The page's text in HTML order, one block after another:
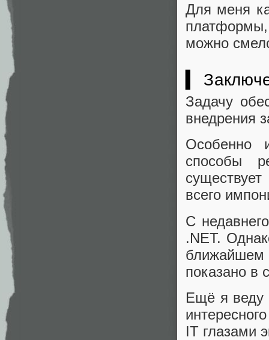
Для меня
можно
▍
Задачу
внедрения
Особенно
способы
всего
С
.NET.
ближайшем
показано в
Ещё я веду
IT глазами